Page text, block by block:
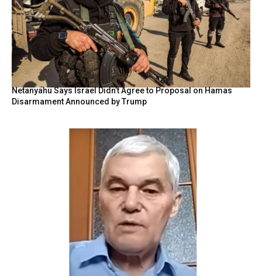
Netanyahu Says Israel Didn’t Agree to Proposal on Hamas
Disarmament Announced by Trump